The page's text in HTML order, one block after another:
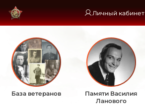
Личный кабинет
База ветеранов
Памяти Василия
Ланового